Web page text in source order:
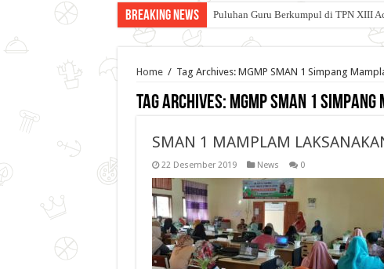
Breaking News Puluhan Guru Berkumpul di TPN XIII
Home / Tag Archives: MGMP SMAN 1 Simpang
Tag Archives: MGMP SMAN 1
SMAN 1 MAMPLAM
22 Desember 2019 News 0